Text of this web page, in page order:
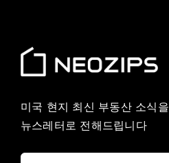
미국 현지 최신 부동산 소식을
뉴스레터로 전해드립니다